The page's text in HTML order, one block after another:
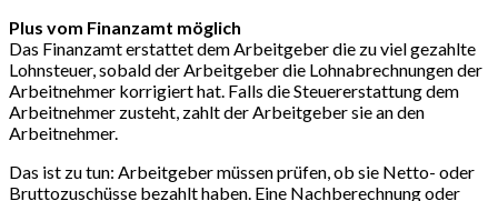
Plus vom Finanzamt möglich
Das Finanzamt erstattet dem Arbeitgeber die zu viel gezahlte
Lohnsteuer, sobald der Arbeitgeber die Lohnabrechnungen der
Arbeitnehmer korrigiert hat. Falls die Steuererstattung dem
Arbeitnehmer zusteht, zahlt der Arbeitgeber sie an den
Arbeitnehmer.
Das ist zu tun: Arbeitgeber müssen prüfen, ob sie Netto- oder
Bruttozuschüsse bezahlt haben. Eine Nachberechnung oder